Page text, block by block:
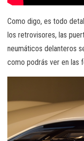
Como digo, es todo
los retrovisores, las
neumáticos delanteros
como podrás ver en las